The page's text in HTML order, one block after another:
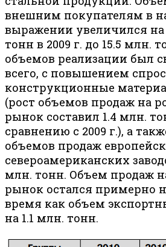
внешним покупателям в
выражении увеличился на
тонн в 2009 г. до 15.5 млн.
объемов реализации был
всего, с повышением
конструкционные
(рост объемов продаж на
рынок составил 1.4 млн.
сравнению с 2009 г.), а
объемов продаж
североамериканских
млн. тонн. Объем продаж
рынок остался примерно
время как объем
на 1.1 млн. тонн.